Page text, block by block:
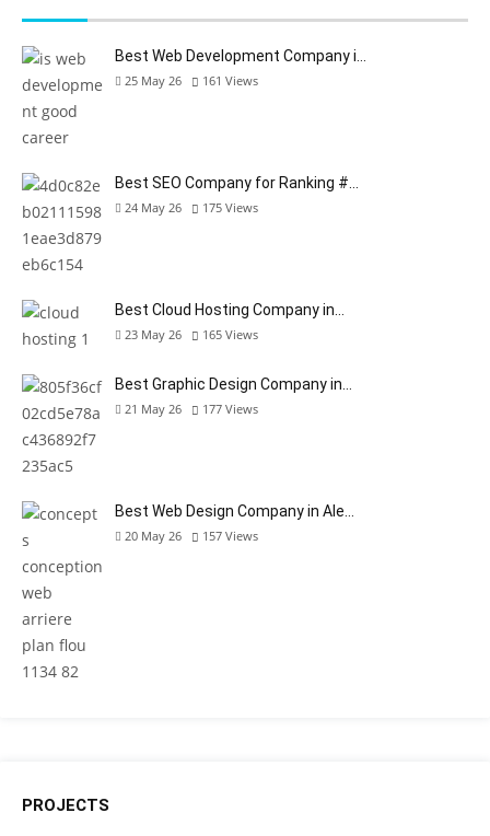
Best Web Development Company i…
25 May 26 161 Views
Best SEO Company for Ranking #…
24 May 26 175 Views
Best Cloud Hosting Company in…
23 May 26 165 Views
Best Graphic Design Company in…
21 May 26 177 Views
Best Web Design Company in Ale…
20 May 26 157 Views
PROJECTS